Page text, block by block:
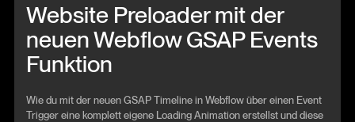
Website Preloader mit der
neuen Webflow GSAP Events
Funktion
Wie du mit der neuen GSAP Timeline in Webflow über einen Event
Trigger eine komplett eigene Loading Animation erstellst und diese